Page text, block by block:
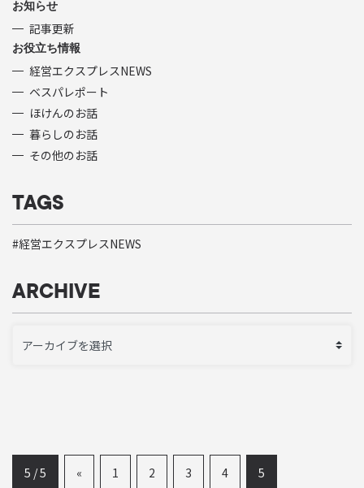
お知らせ
記事更新
お役立ち情報
経営エクスプレスNEWS
ベスパレポート
ほけんのお話
暮らしのお話
その他のお話
TAGS
経営エクスプレスNEWS
ARCHIVE
5 / 5 « 1 2 3 4 5